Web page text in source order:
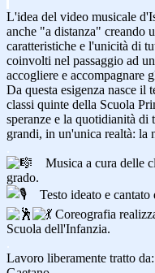
L'idea del video musicale
anche "a distanza" creando
caratteristiche e l'unicità di
coinvolti nel passaggio ad
accogliere e accompagnare
Da questa esigenza nasce il
classi quinte della Scuola
speranze e la quotidianità di
grandi, in un'unica realtà: la
Musica a cura delle
grado.
Testo ideato e cantato
Coreografia
Scuola dell'Infanzia.
Lavoro liberamente tratto